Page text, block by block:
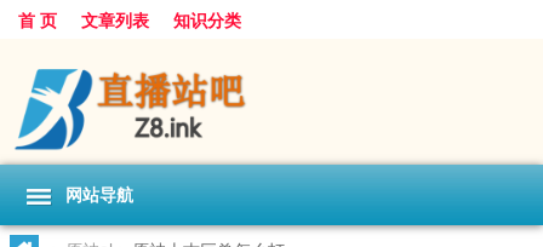
首 页 文章列表 知识分类
网站导航